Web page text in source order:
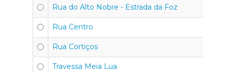
Rua do Alto Nobre - Estrada da Foz
Rua Centro
Rua Cortiços
Travessa Meia Lua